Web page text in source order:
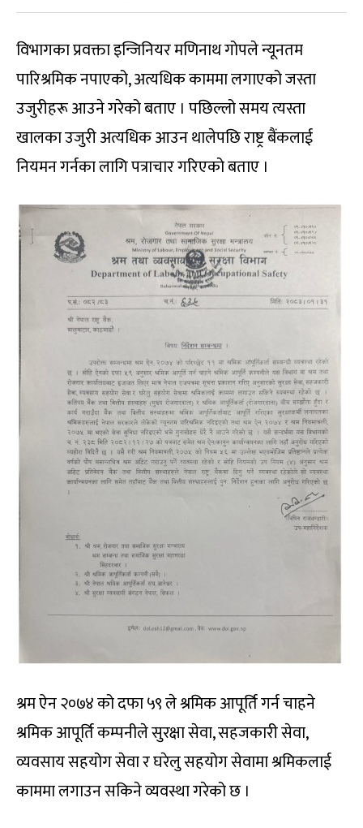
विभागका प्रवक्ता इन्जिनियर मणिनाथ गोपले न्यूनतम
पारिश्रमिक नपाएको, अत्यधिक काममा लगाएको जस्ता
उजुरीहरू आउने गरेको बताए । पछिल्लो समय त्यस्ता
खालका उजुरी अत्यधिक आउन थालेपछि राष्ट्र बैंकलाई
नियमन गर्नका लागि पत्राचार गरिएको बताए ।
श्रम ऐन २०७४ को दफा ५९ ले श्रमिक आपूर्ति गर्न चाहने
श्रमिक आपूर्ति कम्पनीले सुरक्षा सेवा, सहजकारी सेवा,
व्यवसाय सहयोग सेवा र घरेलु सहयोग सेवामा श्रमिकलाई
काममा लगाउन सकिने व्यवस्था गरेको छ ।